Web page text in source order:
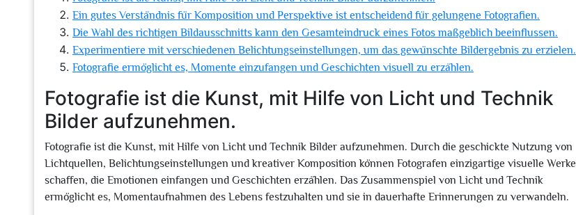
Ein gutes Verständnis für Komposition und Perspektive ist entscheidend für gelungene Fotografien.
Die Wahl des richtigen Bildausschnitts kann den Gesamteindruck eines Fotos maßgeblich beeinflussen.
Experimentiere mit verschiedenen Belichtungseinstellungen, um das gewünschte Bildergebnis zu erzielen.
Fotografie ermöglicht es, Momente einzufangen und Geschichten visuell zu erzählen.
Fotografie ist die Kunst, mit Hilfe von Licht und Technik
Bilder aufzunehmen.
Fotografie ist die Kunst, mit Hilfe von Licht und Technik Bilder aufzunehmen. Durch die geschickte Nutzung von
Lichtquellen, Belichtungseinstellungen und kreativer Komposition können Fotografen einzigartige visuelle Werke
schaffen, die Emotionen einfangen und Geschichten erzählen. Das Zusammenspiel von Licht und Technik
ermöglicht es, Momentaufnahmen des Lebens festzuhalten und sie in dauerhafte Erinnerungen zu verwandeln.